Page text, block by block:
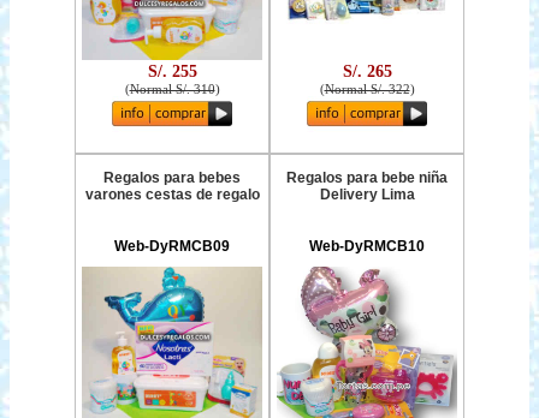
S/. 255
(Normal S/. 310)
S/. 265
(Normal S/. 322)
Regalos para bebes
varones cestas de regalo
Web-DyRMCB09
Regalos para bebe niña
Delivery Lima
Web-DyRMCB10